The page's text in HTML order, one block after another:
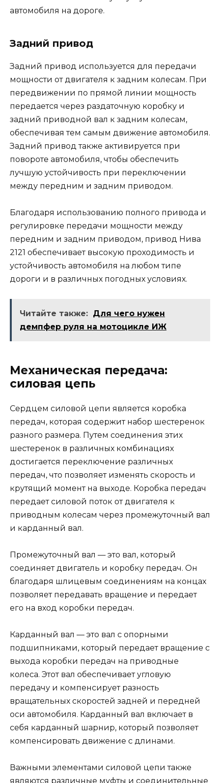
автомобиля на дороге.
Задний привод
Задний привод используется для передачи
мощности от двигателя к задним колесам. При
передвижении по прямой линии мощность
передается через раздаточную коробку и
задний приводной вал к задним колесам,
обеспечивая тем самым движение автомобиля.
Задний привод также активируется при
повороте автомобиля, чтобы обеспечить
лучшую устойчивость при переключении
между передним и задним приводом.
Благодаря использованию полного привода и
регулировке передачи мощности между
передним и задним приводом, привод Нива
2121 обеспечивает высокую проходимость и
устойчивость автомобиля на любом типе
дороги и в различных погодных условиях.
Читайте также: Для чего нужен
демпфер руля на мотоцикле ИЖ
Механическая передача:
силовая цепь
Сердцем силовой цепи является коробка
передач, которая содержит набор шестеренок
разного размера. Путем соединения этих
шестеренок в различных комбинациях
достигается переключение различных
передач, что позволяет изменять скорость и
крутящий момент на выходе. Коробка передач
передает силовой поток от двигателя к
приводным колесам через промежуточный вал
и карданный вал.
Промежуточный вал — это вал, который
соединяет двигатель и коробку передач. Он
благодаря шлицевым соединениям на концах
позволяет передавать вращение и передает
его на вход коробки передач.
Карданный вал — это вал с опорными
подшипниками, который передает вращение с
выхода коробки передач на приводные
колеса. Этот вал обеспечивает угловую
передачу и компенсирует разность
вращательных скоростей задней и передней
оси автомобиля. Карданный вал включает в
себя карданный шарнир, который позволяет
компенсировать движение с длинами.
Важными элементами силовой цепи также
являются различные муфты и соединительные